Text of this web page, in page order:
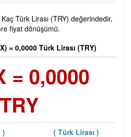
Türk Lirası (TRY) değerindedir,
fiyat dönüşümü.
= 0,0000 Türk Lirası (TRY)
= 0,0000
TRY
) ( Türk Lirası )